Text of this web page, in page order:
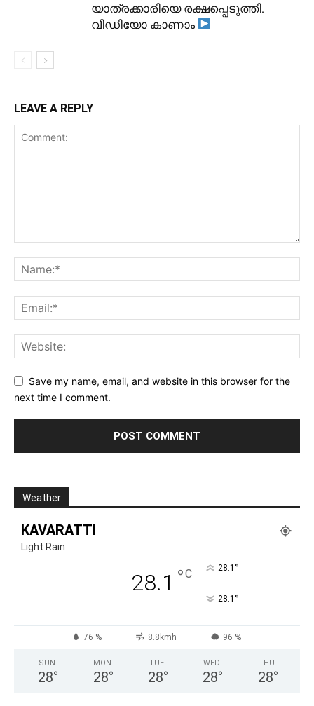
യാത്രക്കാരിയെ രക്ഷപ്പെടുത്തി.
വീഡിയോ കാണാം
LEAVE A REPLY
Save my name, email, and website in this browser for the
next time I comment.
Weather
KAVARATTI
Light Rain
28.1 °C 28.1 °
28.1 °
76 % 8.8kmh 96 %
SUN
28°
MON
28°
TUE
28°
WED
28°
THU
28°